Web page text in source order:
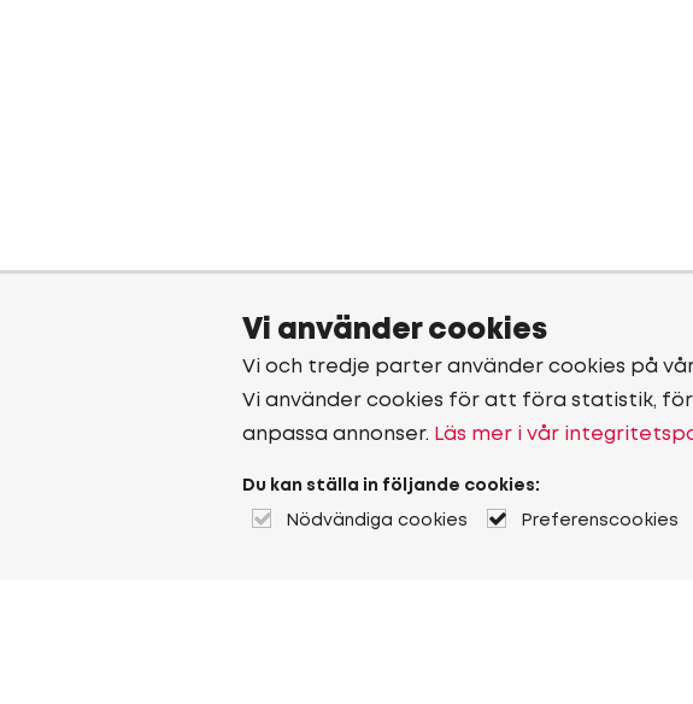
Vi använder cookies
Vi och tredje parter använder cookies på
Vi använder cookies för att föra statistik,
anpassa annonser. Läs mer i vår
Du kan ställa in följande cookies:
Nödvändiga cookies Preferenscookies